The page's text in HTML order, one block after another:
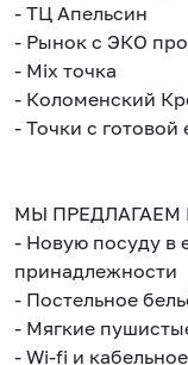
- ТЦ Апельсин
- Рынок с ЭКО
- Mix точка
- Коломенский
- Точки с готовой
МЫ ПРЕДЛАГАЕМ
- Новую посуду в
принадлежности
- Постельное
- Мягкие
- Wi-fi и